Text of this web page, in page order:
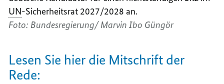
UN-Sicherheitsrat 2027/2028 an.
Foto: Bundesregierung/ Marvin Ibo Güngör
Lesen Sie hier die Mitschrift der
Rede: